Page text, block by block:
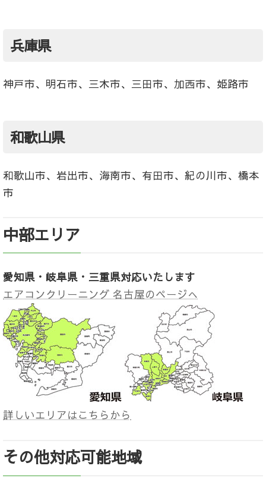
兵庫県
神戸市、明石市、三木市、三田市、加西市、姫路市
和歌山県
和歌山市、岩出市、海南市、有田市、紀の川市、橋本
市
中部エリア
愛知県・岐阜県・三重県対応いたします
エアコンクリーニング 名古屋のページへ
詳しいエリアはこちらから
その他対応可能地域